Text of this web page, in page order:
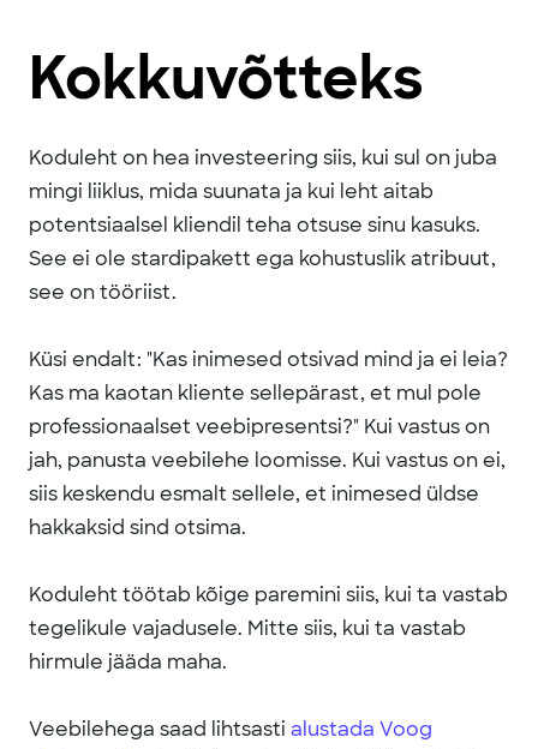
Kokkuvõtteks
Koduleht on hea investeering siis, kui sul on juba
mingi liiklus, mida suunata ja kui leht aitab
potentsiaalsel kliendil teha otsuse sinu kasuks.
See ei ole stardipakett ega kohustuslik atribuut,
see on tööriist.
Küsi endalt: "Kas inimesed otsivad mind ja ei leia?
Kas ma kaotan kliente sellepärast, et mul pole
professionaalset veebipresentsi?" Kui vastus on
jah, panusta veebilehe loomisse. Kui vastus on ei,
siis keskendu esmalt sellele, et inimesed üldse
hakkaksid sind otsima.
Koduleht töötab kõige paremini siis, kui ta vastab
tegelikule vajadusele. Mitte siis, kui ta vastab
hirmule jääda maha.
Veebilehega saad lihtsasti alustada Voog